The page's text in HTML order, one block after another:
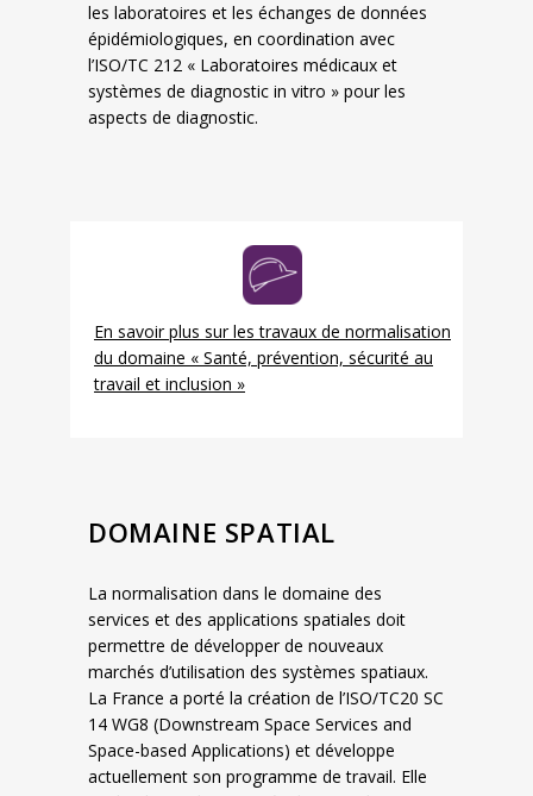
les laboratoires et les échanges de données
épidémiologiques, en coordination avec
l’ISO/TC 212 « Laboratoires médicaux et
systèmes de diagnostic in vitro » pour les
aspects de diagnostic.
En savoir plus sur les travaux de normalisation
du domaine « Santé, prévention, sécurité au
travail et inclusion »
DOMAINE SPATIAL
La normalisation dans le domaine des
services et des applications spatiales doit
permettre de développer de nouveaux
marchés d’utilisation des systèmes spatiaux.
La France a porté la création de l’ISO/TC20 SC
14 WG8 (Downstream Space Services and
Space-based Applications) et développe
actuellement son programme de travail. Elle